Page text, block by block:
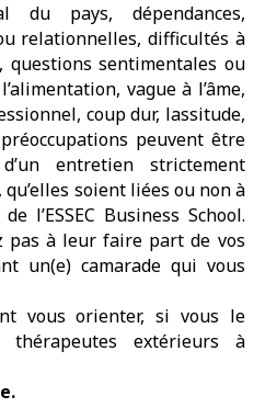
du pays, dépendances,
relationnelles, difficultés à
questions sentimentales ou
vague à l’âme,
coup dur, lassitude,
peuvent être
entretien strictement
soient liées ou non à
l’ESSEC Business School.
pas à leur faire part de vos
un(e) camarade qui vous
vous orienter, si vous le
thérapeutes extérieurs à